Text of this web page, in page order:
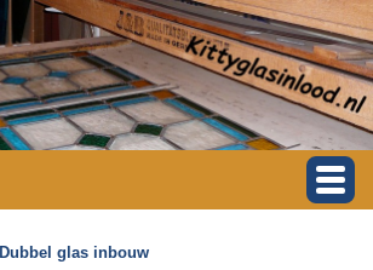
Dubbel glas inbouw